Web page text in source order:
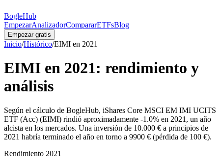
BogleHub
EmpezarAnalizadorCompararETFsBlog
Empezar gratis
Inicio/Histórico/EIMI en 2021
EIMI en 2021: rendimiento y
análisis
Según el cálculo de BogleHub, iShares Core MSCI EM IMI UCITS
ETF (Acc) (EIMI) rindió aproximadamente -1.0% en 2021, un año
alcista en los mercados. Una inversión de 10.000 € a principios de
2021 habría terminado el año en torno a 9900 € (pérdida de 100 €).
Rendimiento 2021